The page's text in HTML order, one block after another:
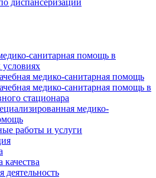
диспансеризации
санитарная помощь в
условиях
медико-санитарная помощь
медико-санитарная помощь в
стационара
медико-
работы и услуги